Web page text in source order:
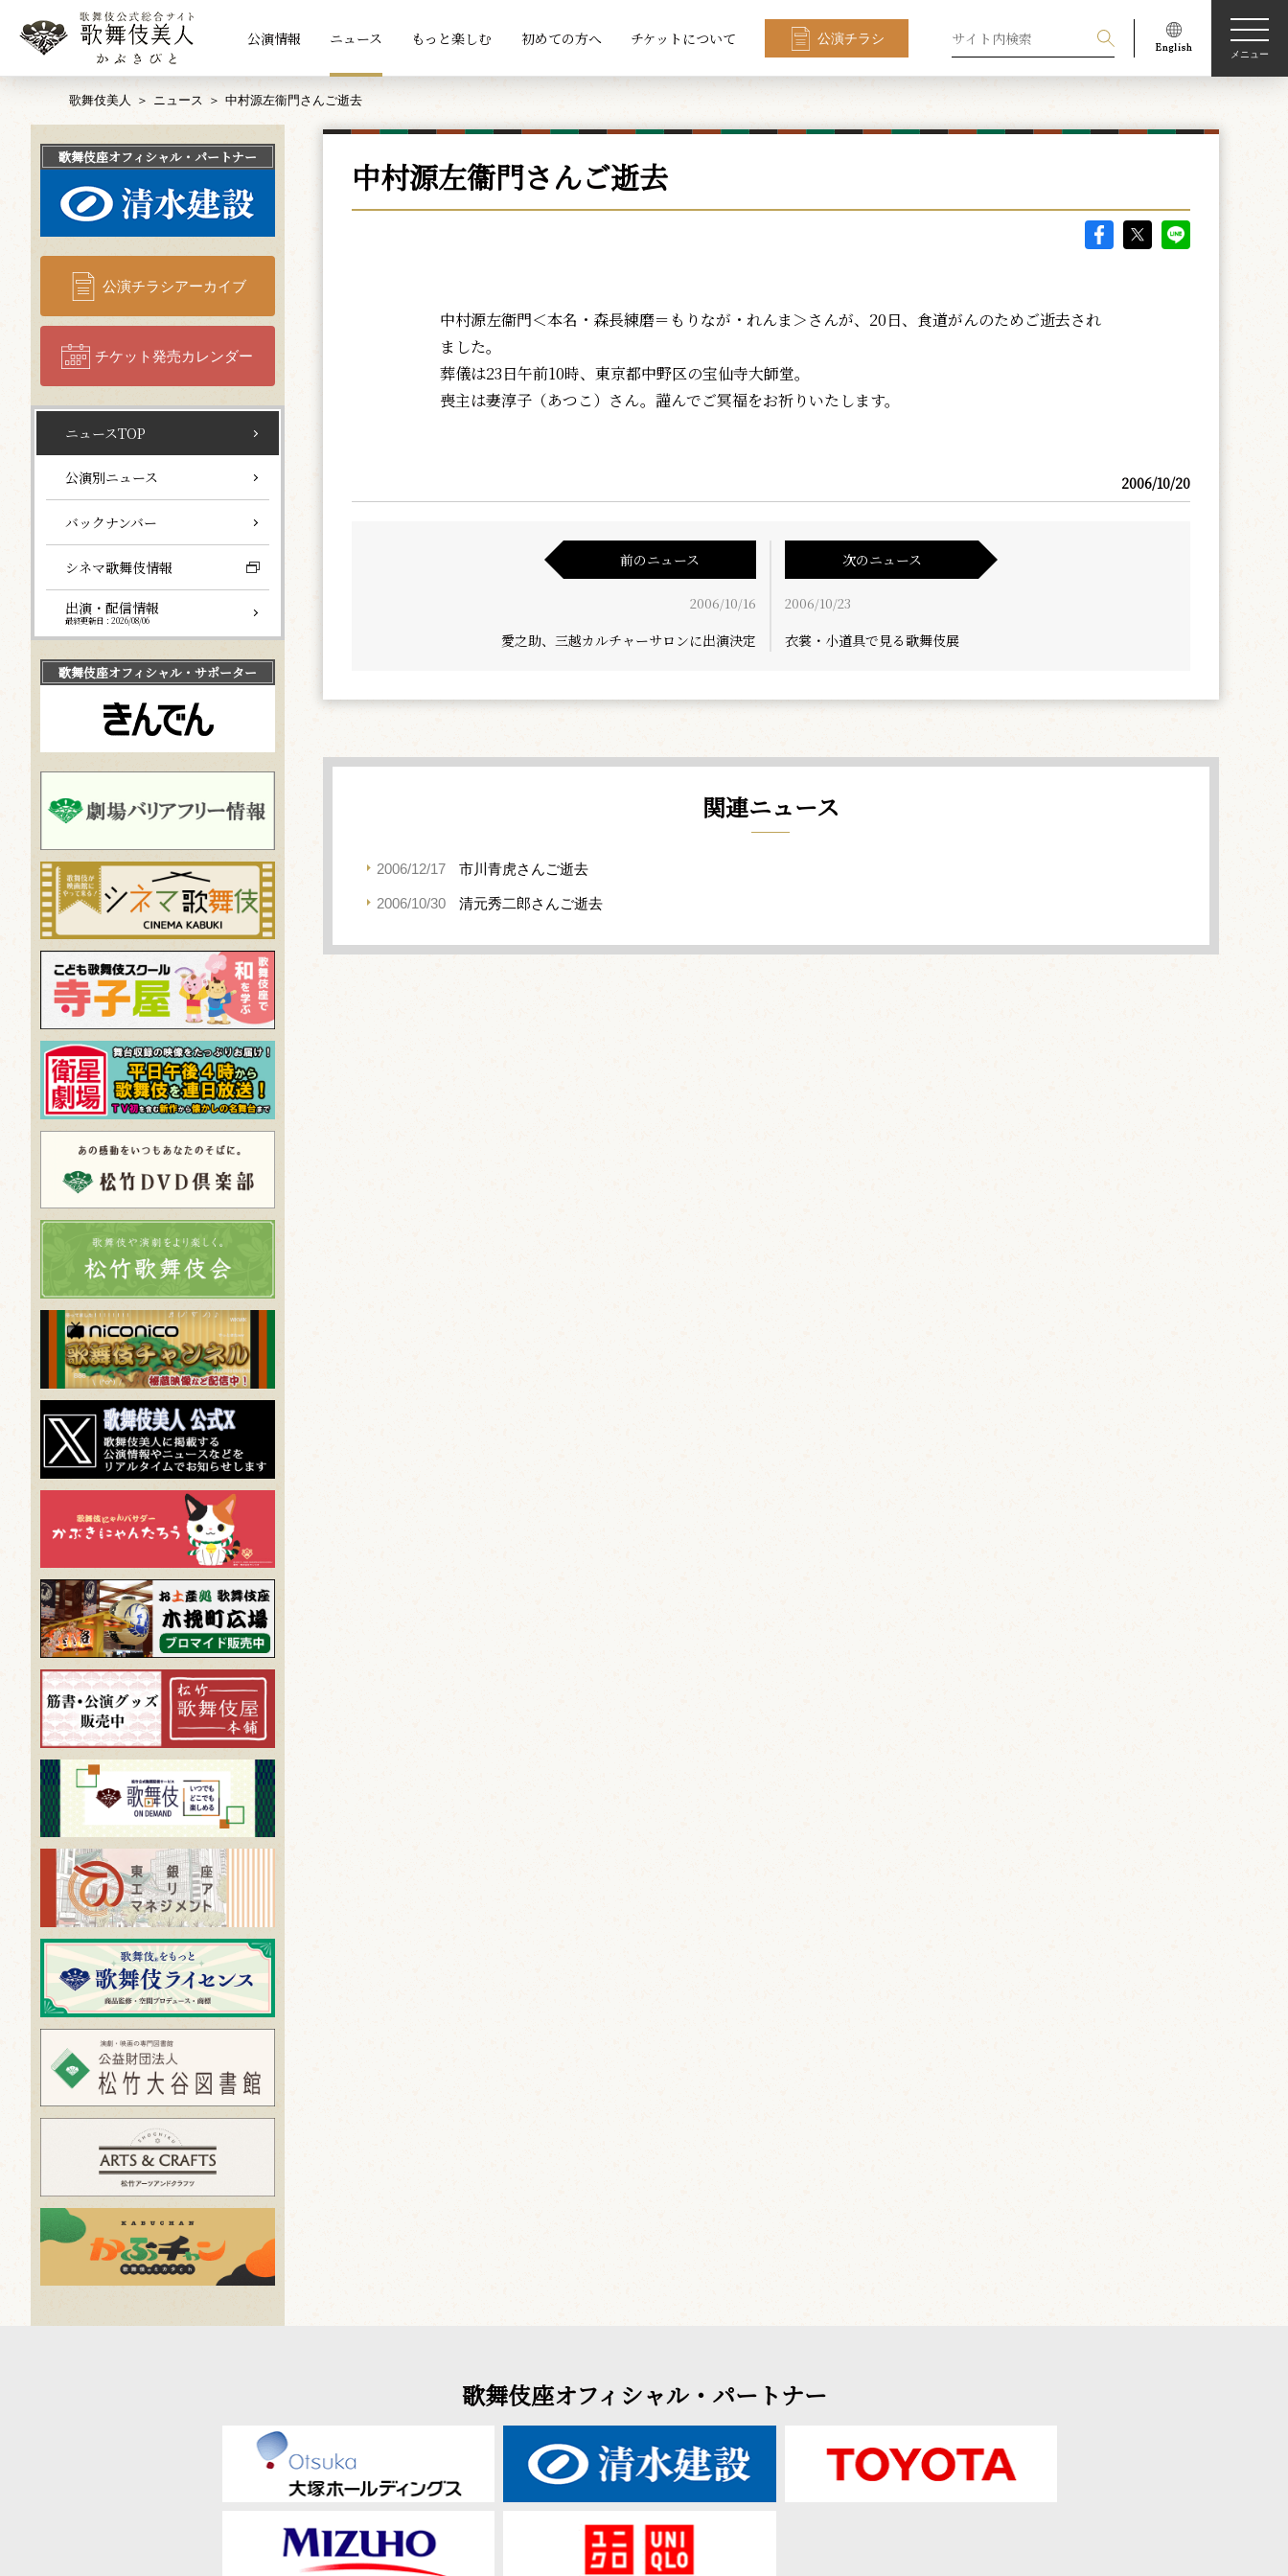
公演情報 ニュース もっと楽しむ 初めての方へ チケットについて 公演チラシ
メニュー
歌舞伎美人 ニュース 中村源左衞門さんご逝去
中村源左衞門さんご逝去
中村源左衞門＜本名・森長練磨＝もりなが・れんま＞さんが、20日、食道がんのためご逝去され
ました。
葬儀は23日午前10時、東京都中野区の宝仙寺大師堂。
喪主は妻淳子（あつこ）さん。謹んでご冥福をお祈りいたします。
2006/10/20
前のニュース
2006/10/16
愛之助、三越カルチャーサロンに出演決定
次のニュース
2006/10/23
衣裳・小道具で見る歌舞伎展
関連ニュース
2006/12/17 市川青虎さんご逝去
2006/10/30 清元秀二郎さんご逝去
歌舞伎座オフィシャル・パートナー
公演チラシアーカイブ
チケット発売カレンダー
ニュースTOP
公演別ニュース
バックナンバー
シネマ歌舞伎情報
出演・配信情報
最終更新日：2026/08/06
歌舞伎座オフィシャル・サポーター
歌舞伎座オフィシャル・パートナー